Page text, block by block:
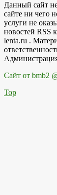
Данный сайт
сайте ни чего
услуги не
новостей RSS
lenta.ru .
Сайт от bmb2
Top